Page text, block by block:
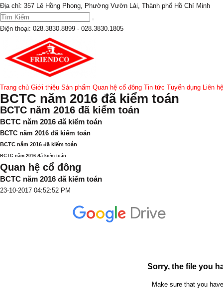
Địa chỉ: 357 Lê Hồng Phong, Phường Vườn Lài, Thành phố Hồ Chí Minh
Điện thoại: 028.3830.8899 - 028.3830.1805
Trang chủ Giới thiệu Sản phẩm Quan hệ cổ đông Tin tức Tuyển dụng Liên hệ
BCTC năm 2016 đã kiểm toán
BCTC năm 2016 đã kiểm toán
BCTC năm 2016 đã kiểm toán
BCTC năm 2016 đã kiểm toán
BCTC năm 2016 đã kiểm toán
BCTC năm 2016 đã kiểm toán
Quan hệ cổ đông
BCTC năm 2016 đã kiểm toán
23-10-2017 04:52:52 PM